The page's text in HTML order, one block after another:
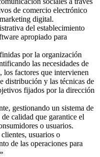
de comercio electrónico
digital.
del establecimiento
apropiado para
por la organización
las necesidades de
los factores que intervienen
distribución y las técnicas de
fijados por la dirección
gestionando un sistema de
calidad que garantice el
o usuarios.
usuarios o
de las operaciones para